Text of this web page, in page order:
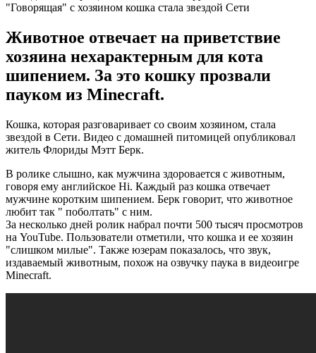
"Говорящая" с хозяином кошка стала звездой Сети
Животное отвечает на приветствие
хозяина нехарактерным для кота
шипением. За это кошку прозвали
пауком из Minecraft.
Кошка, которая разговаривает со своим хозяином, стала
звездой в Сети. Видео с домашней питомицей опубликовал
житель Флориды Мэтт Берк.
В ролике слышно, как мужчина здоровается с животным,
говоря ему английское Hi. Каждый раз кошка отвечает
мужчине коротким шипением. Берк говорит, что животное
любит так " поболтать" с ним.
За несколько дней ролик набрал почти 500 тысяч просмотров
на YouTube. Пользователи отметили, что кошка и ее хозяин
"слишком милые". Также юзерам показалось, что звук,
издаваемый животным, похож на озвучку паука в видеоигре
Minecraft.